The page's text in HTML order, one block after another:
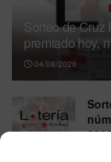
Sorteo de Cruz
premiado hoy,
04/08/2026